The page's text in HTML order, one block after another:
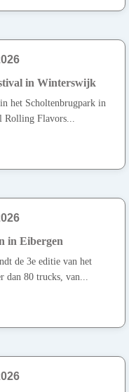
in Winterswijk
het Scholtenbrugpark in
Flavors...
in Eibergen
de 3e editie van het
80 trucks, van...